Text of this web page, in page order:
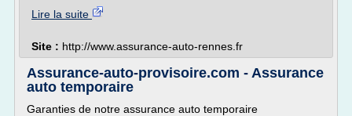
Lire la suite
Site : http://www.assurance-auto-rennes.fr
Assurance-auto-provisoire.com - Assurance
auto temporaire
Garanties de notre assurance auto temporaire